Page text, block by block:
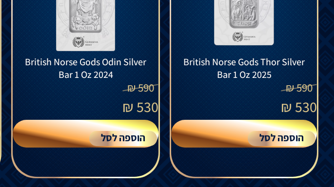
British Norse Gods Thor Silver
Bar 1 Oz 2025
590
₪
530
₪
הוספה לסל
British Norse Gods Odin Silver
Bar 1 Oz 2024
590
₪
530
₪
הוספה לסל